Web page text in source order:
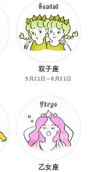
双子座
5月21日～6月21日
乙女座